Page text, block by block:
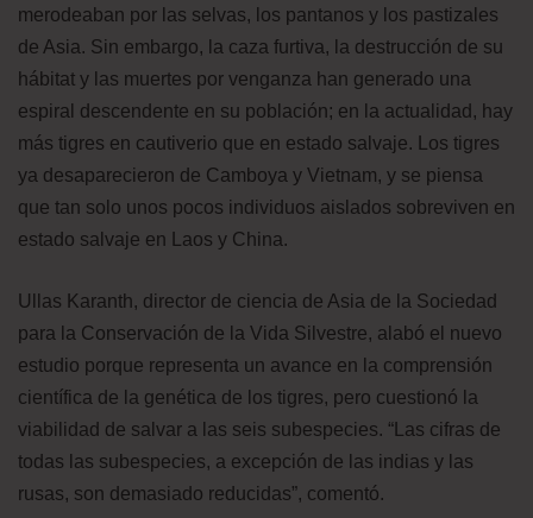
merodeaban por las selvas, los pantanos y los pastizales
de Asia. Sin embargo, la caza furtiva, la destrucción de su
hábitat y las muertes por venganza han generado una
espiral descendente en su población; en la actualidad, hay
más tigres en cautiverio que en estado salvaje. Los tigres
ya desaparecieron de Camboya y Vietnam, y se piensa
que tan solo unos pocos individuos aislados sobreviven en
estado salvaje en Laos y China.
Ullas Karanth, director de ciencia de Asia de la Sociedad
para la Conservación de la Vida Silvestre, alabó el nuevo
estudio porque representa un avance en la comprensión
científica de la genética de los tigres, pero cuestionó la
viabilidad de salvar a las seis subespecies. “Las cifras de
todas las subespecies, a excepción de las indias y las
rusas, son demasiado reducidas”, comentó.